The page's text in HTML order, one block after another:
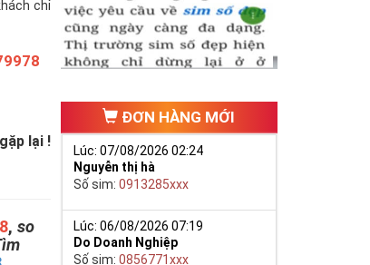
chỉ
lại !
, so
ĐƠN HÀNG MỚI
Lúc: 07/08/2026 02:24
Nguyễn thị hà
Số sim:0913285xxx
Lúc: 06/08/2026 07:19
Do Doanh Nghiệp
Số sim:0856771xxx